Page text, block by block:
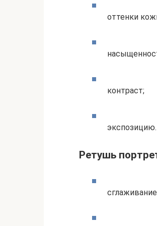
оттенки
контраст;
экспозицию.
Ретушь